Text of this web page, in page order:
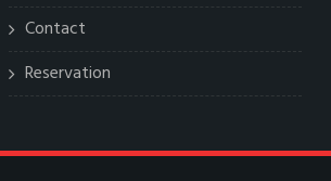
Contact
Reservation